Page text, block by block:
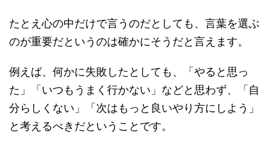
たとえ心の中だけで言うのだとしても、言葉を選ぶ
のが重要だというのは確かにそうだと言えます。
例えば、何かに失敗したとしても、「やると思っ
た」「いつもうまく行かない」などと思わず、「自
分らしくない」「次はもっと良いやり方にしよう」
と考えるべきだということです。